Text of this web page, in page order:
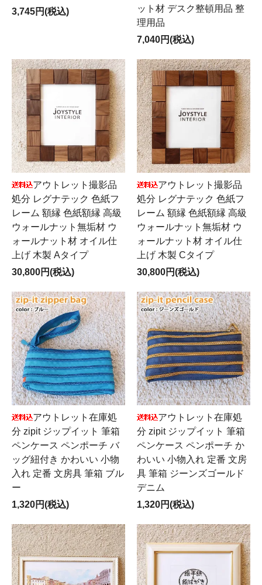
3,745円(税込)
ット材 デスク整頓用品 整
理用品
7,040円(税込)
アウトレット撮影品
処分 レグナテック 色紙フ
レーム 額縁 色紙額縁 高級
ウォールナット無垢材 ウ
ォールナット材 オイル仕
上げ 木製 Aタイプ
30,800円(税込)
アウトレット撮影品
処分 レグナテック 色紙フ
レーム 額縁 色紙額縁 高級
ウォールナット無垢材 ウ
ォールナット材 オイル仕
上げ 木製 Cタイプ
30,800円(税込)
アウトレット在庫処
分 zipit ジップイット 筆箱
ペンケース ペンポーチ バ
ッグ紐付き かわいい 小物
入れ 定番 文房具 筆箱 ブル
ー
1,320円(税込)
アウトレット在庫処
分 zipit ジップイット 筆箱
ペンケース ペンポーチ か
わいい 小物入れ 定番 文房
具 筆箱 ジーンズゴールド
デニム
1,320円(税込)